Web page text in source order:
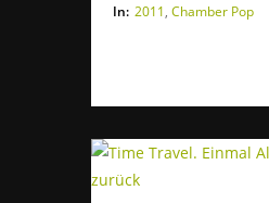
In: 2011, Chamber Pop